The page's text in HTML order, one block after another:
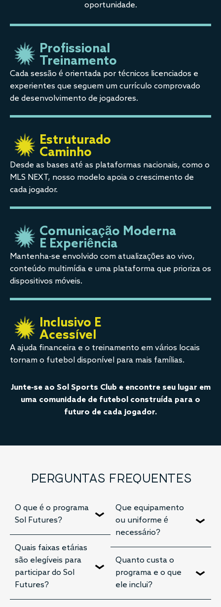
oportunidade.
Profissional
Treinamento
Cada sessão é orientada por técnicos licenciados e
experientes que seguem um currículo comprovado
de desenvolvimento de jogadores.
Estruturado
Caminho
Desde as bases até as plataformas nacionais, como o
MLS NEXT, nosso modelo apoia o crescimento de
cada jogador.
Inclusivo E
Acessível
A ajuda financeira e o treinamento em vários locais
tornam o futebol disponível para mais famílias.
Comunicação Moderna
E Experiência
Mantenha-se envolvido com atualizações ao vivo,
conteúdo multimídia e uma plataforma que prioriza os
dispositivos móveis.
Junte-se ao Sol Sports Club e encontre seu lugar em
uma comunidade de futebol construída para o
futuro de cada jogador.
PERGUNTAS FREQUENTES
O que é o programa
Sol Futures?
Quais faixas etárias
são elegíveis para
participar do Sol
Futures?
Que equipamento
ou uniforme é
necessário?
Quanto custa o
programa e o que
ele inclui?